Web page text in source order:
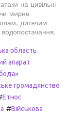
на цивільні
мирне
дитячим
водопостачання.
область
апарат
громадянство
Етнос
#Військова